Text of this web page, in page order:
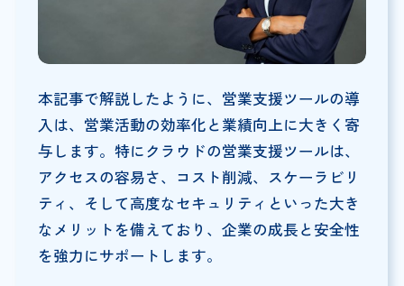
本記事で解説したように、営業支援ツールの導
入は、営業活動の効率化と業績向上に大きく寄
与します。特にクラウドの営業支援ツールは、
アクセスの容易さ、コスト削減、スケーラビリ
ティ、そして高度なセキュリティといった大き
なメリットを備えており、企業の成長と安全性
を強力にサポートします。